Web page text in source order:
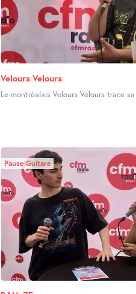
Velours Velours
Le montréalais Velours Velours trace
Pause Guitare